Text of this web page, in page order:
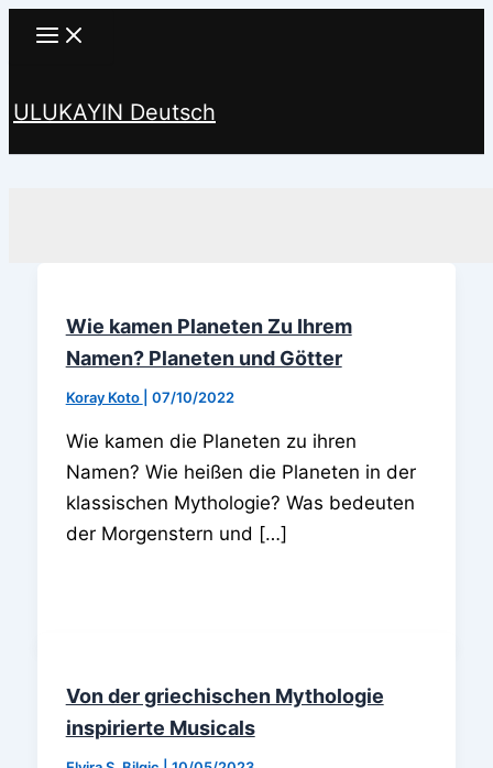
Zum
ULUKAYIN Deutsch
Wie kamen Planeten Zu Ihrem
Namen? Planeten und Götter
Koray Koto 07/10/2022
Wie kamen die Planeten zu ihren
Namen? Wie heißen die Planeten in der
klassischen Mythologie? Was bedeuten
der Morgenstern und […]
Von der griechischen Mythologie
inspirierte Musicals